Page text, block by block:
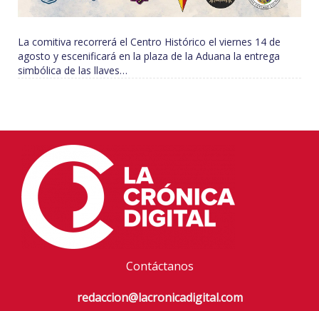
La comitiva recorrerá el Centro Histórico el viernes 14 de
agosto y escenificará en la plaza de la Aduana la entrega
simbólica de las llaves…
Contáctanos
redaccion@lacronicadigital.com